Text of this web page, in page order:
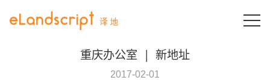
重庆办公室 | 新地址
2017-02-01